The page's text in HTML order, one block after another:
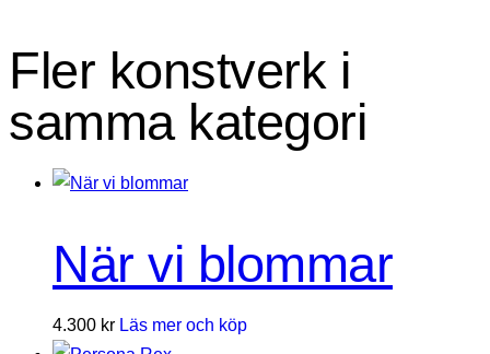
Fler konstverk i
samma kategori
När vi blommar
4.300 kr Läs mer och köp